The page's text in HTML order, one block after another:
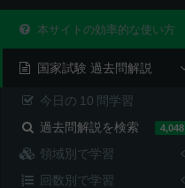
本サイトの効率的な使い方
国家試験 過去問解説
今日の 10 問学習
過去問解説を検索
4,048
領域別で学習
回数別で学習